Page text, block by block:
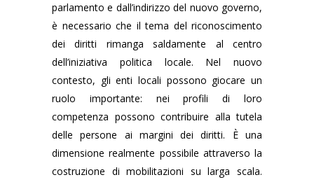
parlamento e dall’indirizzo del nuovo governo,
è necessario che il tema del riconoscimento
dei diritti rimanga saldamente al centro
dell’iniziativa politica locale. Nel nuovo
contesto, gli enti locali possono giocare un
ruolo importante: nei profili di loro
competenza possono contribuire alla tutela
delle persone ai margini dei diritti. È una
dimensione realmente possibile attraverso la
costruzione di mobilitazioni su larga scala.